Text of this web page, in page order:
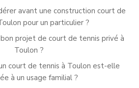
avant une construction court de
pour un particulier ?
projet de court de tennis privé à
Toulon ?
court de tennis à Toulon est-elle
à un usage familial ?